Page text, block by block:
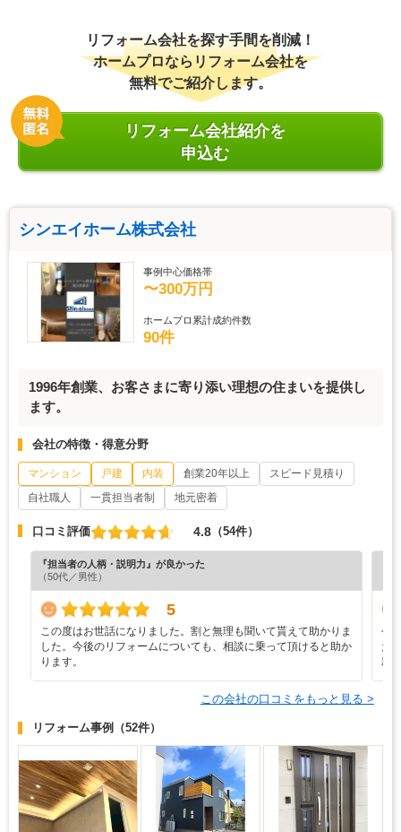
リフォーム会社を探す手間を削減！
ホームプロならリフォーム会社を
無料でご紹介します。
リフォーム会社紹介を
申込む
シンエイホーム株式会社
事例中心価格帯
〜300万円
ホームプロ累計成約件数
90件
1996年創業、お客さまに寄り添い理想の住まいを提供し
ます。
会社の特徴・得意分野
マンション 戸建 内装 創業20年以上
スピード見積り
自社職人
一貫担当者制 地元密着
口コミ評価 4.8 （54件）
『担当者の人柄・説明力』が良かった
（50代／男性）
5
この度はお世話になりました。割と無理も聞いて貰えて助かりま
した。今後のリフォームについても、相談に乗って頂けると助か
ります。
今
た
親
この会社の口コミをもっと見る >
リフォーム事例 （52件）